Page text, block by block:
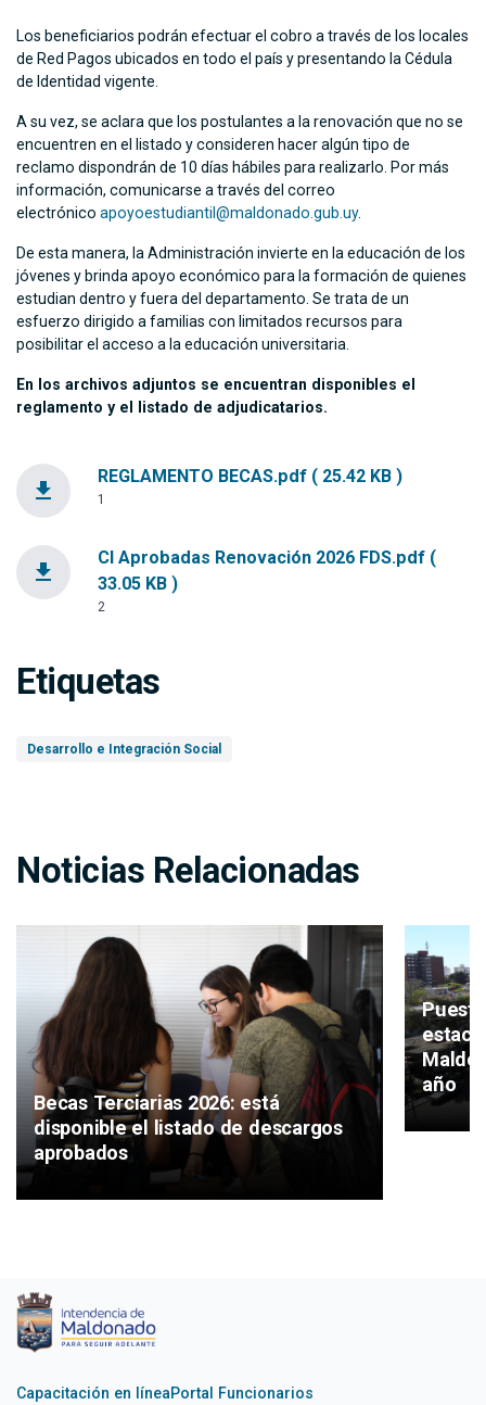
Los beneficiarios podrán efectuar el cobro a través de los locales
de Red Pagos ubicados en todo el país y presentando la Cédula
de Identidad vigente.
A su vez, se aclara que los postulantes a la renovación que no se
encuentren en el listado y consideren hacer algún tipo de
reclamo dispondrán de 10 días hábiles para realizarlo. Por más
información, comunicarse a través del correo
electrónico apoyoestudiantil@maldonado.gub.uy.
De esta manera, la Administración invierte en la educación de los
jóvenes y brinda apoyo económico para la formación de quienes
estudian dentro y fuera del departamento. Se trata de un
esfuerzo dirigido a familias con limitados recursos para
posibilitar el acceso a la educación universitaria.
En los archivos adjuntos se encuentran disponibles el
reglamento y el listado de adjudicatarios.
file_download
REGLAMENTO BECAS.pdf ( 25.42 KB )
1
file_download
CI Aprobadas Renovación 2026 FDS.pdf (
33.05 KB )
2
Etiquetas
Desarrollo e Integración Social
Noticias Relacionadas
Becas Terciarias 2026: está
disponible el listado de descargos
aprobados
año
Capacitación en líneaPortal Funcionarios